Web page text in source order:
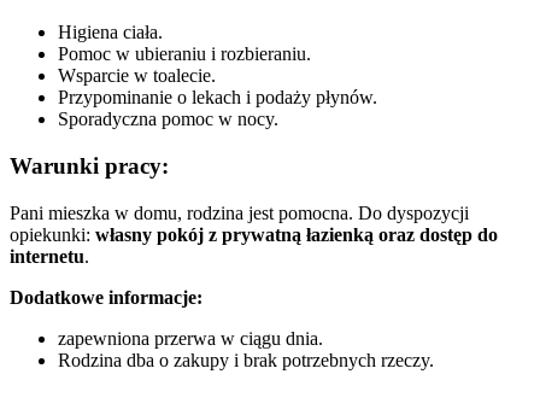
Higiena ciała.
Pomoc w ubieraniu i rozbieraniu.
Wsparcie w toalecie.
Przypominanie o lekach i podaży płynów.
Sporadyczna pomoc w nocy.
Warunki pracy:
Pani mieszka w domu, rodzina jest pomocna. Do dyspozycji
opiekunki: własny pokój z prywatną łazienką oraz dostęp do
internetu.
Dodatkowe informacje:
zapewniona przerwa w ciągu dnia.
Rodzina dba o zakupy i brak potrzebnych rzeczy.